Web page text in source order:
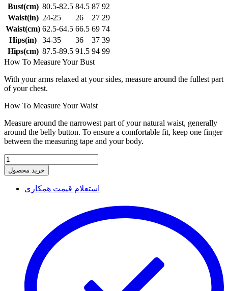
Bust(cm) 80.5-82.5 84.5 87 92
Waist(in) 24-25 26 27 29
Waist(cm) 62.5-64.5 66.5 69 74
Hips(in)
34-35 36 37 39
Hips(cm) 87.5-89.5 91.5 94 99
How To Measure Your Bust
With your arms relaxed at your sides, measure around the fullest part
of your chest.
How To Measure Your Waist
Measure around the narrowest part of your natural waist, generally
around the belly button. To ensure a comfortable fit, keep one finger
between the measuring tape and your body.
خرید محصول
استعلام قیمت همکاری